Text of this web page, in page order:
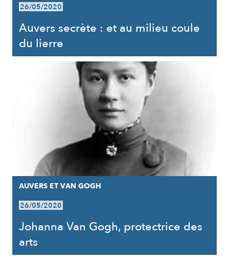
26/05/2020
Auvers secrète : et au milieu coule
du lierre
AUVERS ET VAN GOGH
26/05/2020
Johanna Van Gogh, protectrice des
arts